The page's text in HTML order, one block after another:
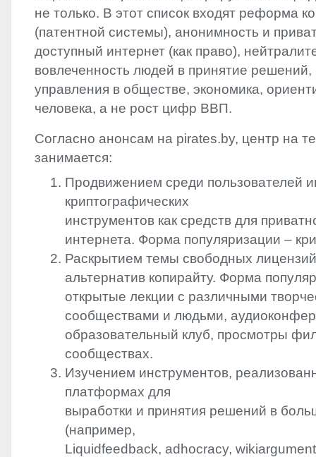
не только. В этот список входят реформа
(патентной системы), анонимность и
доступный интернет (как право),
вовлеченность людей в принятие решений,
управления в обществе, экономика,
человека, а не рост цифр ВВП.
Согласно анонсам на pirates.by, центр на
занимается:
Продвижением среди пользователей
криптографических
инструментов как средств для
интернета. Форма популяризации –
Раскрытием темы свободных
альтернатив копирайту. Форма
открытые лекции с различными
сообществами и людьми,
образовательный клуб, просмотры
сообществах.
Изучением инструментов,
платформах для
выработки и принятия решений в
(например,
Liquidfeedback, adhocracy,